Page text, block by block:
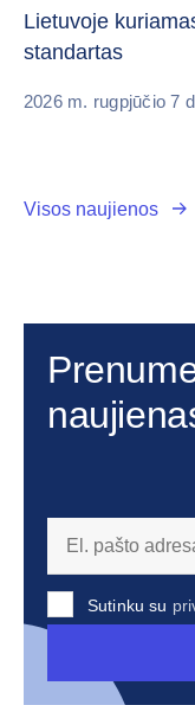
Lietuvoje
standartas
2026 m. rugpjūčio 7
Visos naujienos
Sutinku su